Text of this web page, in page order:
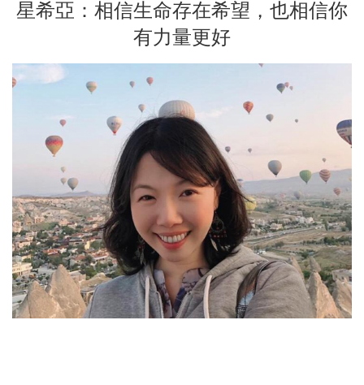
星希亞：相信生命存在希望，也相信你
有力量更好